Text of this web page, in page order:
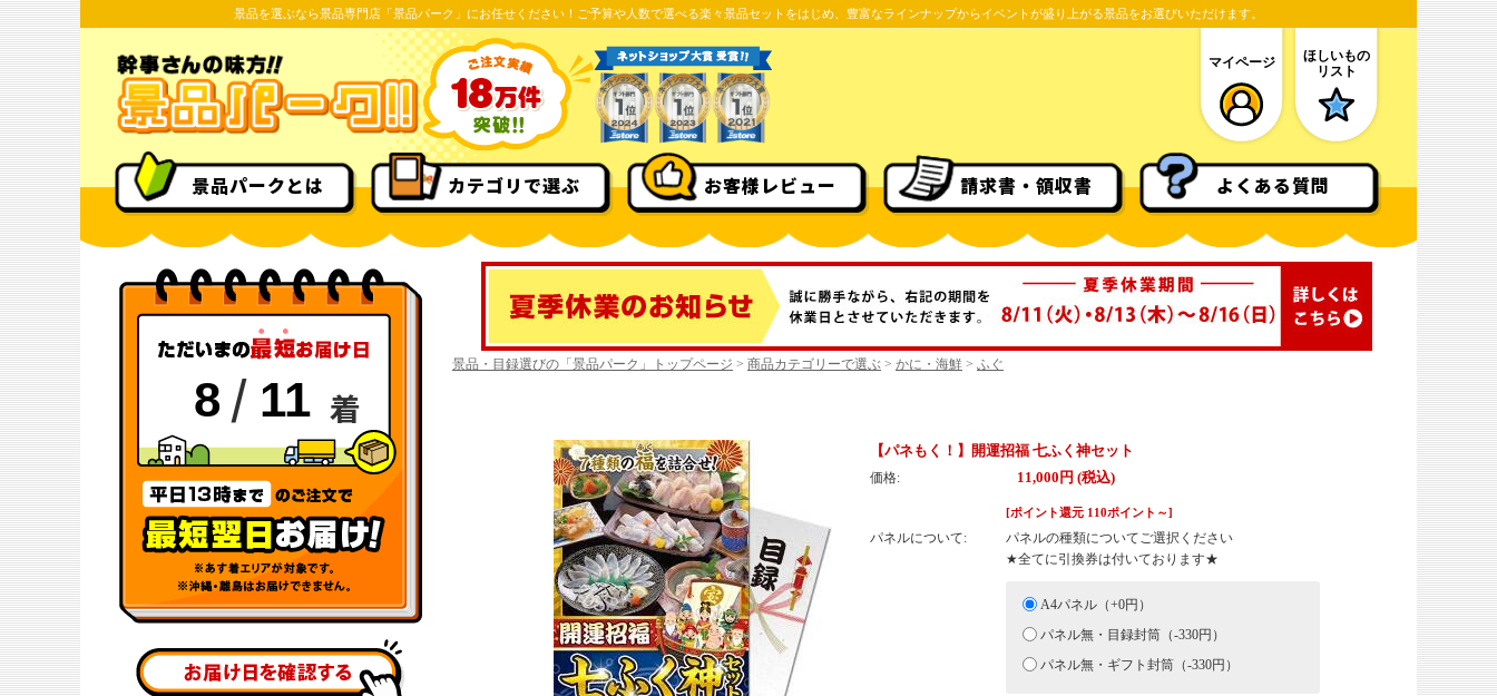
景品を選ぶなら景品専門店「景品パーク」にお任せください！ご予算や人数で選べる楽々景品セットをはじめ、豊富なラインナップからイベントが盛り上がる景品をお選びいただけます。
マイページ
ほしいもの
リスト
景品パークとは カテゴリで選ぶ お客様レビュー 請求書・領収書 よくある質問
8 / 11 着
景品・目録選びの「景品パーク」トップページ > 商品カテゴリーで選ぶ > かに・海鮮 > ふぐ
【パネもく！】開運招福 七ふく神セット
価格: 11,000円 (税込)
[ポイント還元 110ポイント～]
パネルについて:
パネルの種類についてご選択ください
★全てに引換券は付いております★
A4パネル（+0円）
パネル無・目録封筒（-330円）
パネル無・ギフト封筒（-330円）